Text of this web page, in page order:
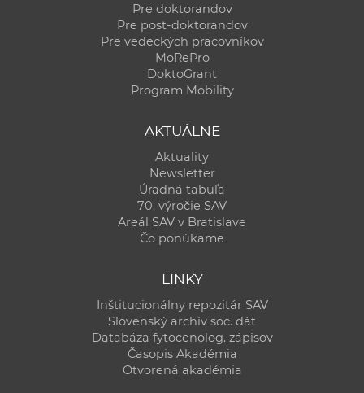
Pre doktorandov
Pre post-doktorandov
Pre vedeckých pracovníkov
MoRePro
DoktoGrant
Program Mobility
AKTUÁLNE
Aktuality
Newsletter
Úradná tabuľa
70. výročie SAV
Areál SAV v Bratislave
Čo ponúkame
LINKY
Inštitucionálny repozitár SAV
Slovenský archív soc. dát
Databáza fytocenolog. zápisov
Časopis Akadémia
Otvorená akadémia